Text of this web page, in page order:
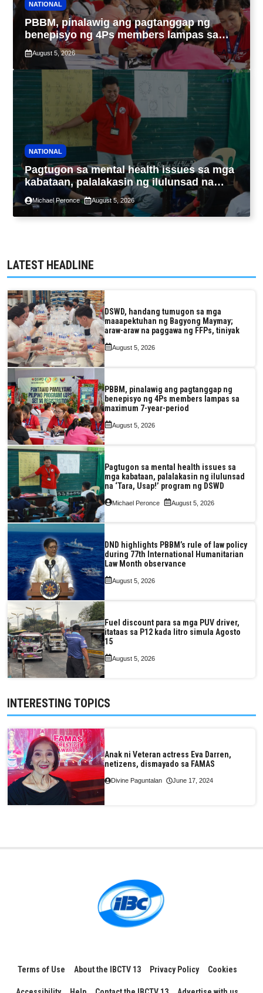
NATIONAL
PBBM, pinalawig ang pagtanggap ng
benepisyo ng 4Ps members lampas sa
maximum 7-year-period
August 5, 2026
NATIONAL
Pagtugon sa mental health issues sa mga
kabataan, palalakasin ng ilulunsad na
‘Tara, Usap!’ program ng DSWD
Michael Peronce August 5, 2026
LATEST HEADLINE
DSWD, handang tumugon sa mga
maaapektuhan ng Bagyong Maymay;
araw-araw na paggawa ng FFPs, tiniyak
August 5, 2026
PBBM, pinalawig ang pagtanggap ng
benepisyo ng 4Ps members lampas sa
maximum 7-year-period
August 5, 2026
Pagtugon sa mental health issues sa
mga kabataan, palalakasin ng ilulunsad
na ‘Tara, Usap!’ program ng DSWD
Michael Peronce August 5, 2026
DND highlights PBBM’s rule of law policy
during 77th International Humanitarian
Law Month observance
August 5, 2026
Fuel discount para sa mga PUV driver,
itataas sa P12 kada litro simula Agosto
15
August 5, 2026
INTERESTING TOPICS
Anak ni Veteran actress Eva Darren,
netizens, dismayado sa FAMAS
Divine Paguntalan June 17, 2024
Terms of Use About the IBCTV 13 Privacy Policy Cookies